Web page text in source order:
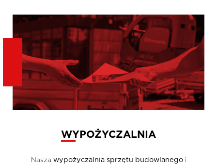
FRANCZYZA
REGULAMIN
WYPOŻYCZALNIA
Nasza wypożyczalnia sprzętu budowlanegoi